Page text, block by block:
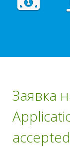
Заявка